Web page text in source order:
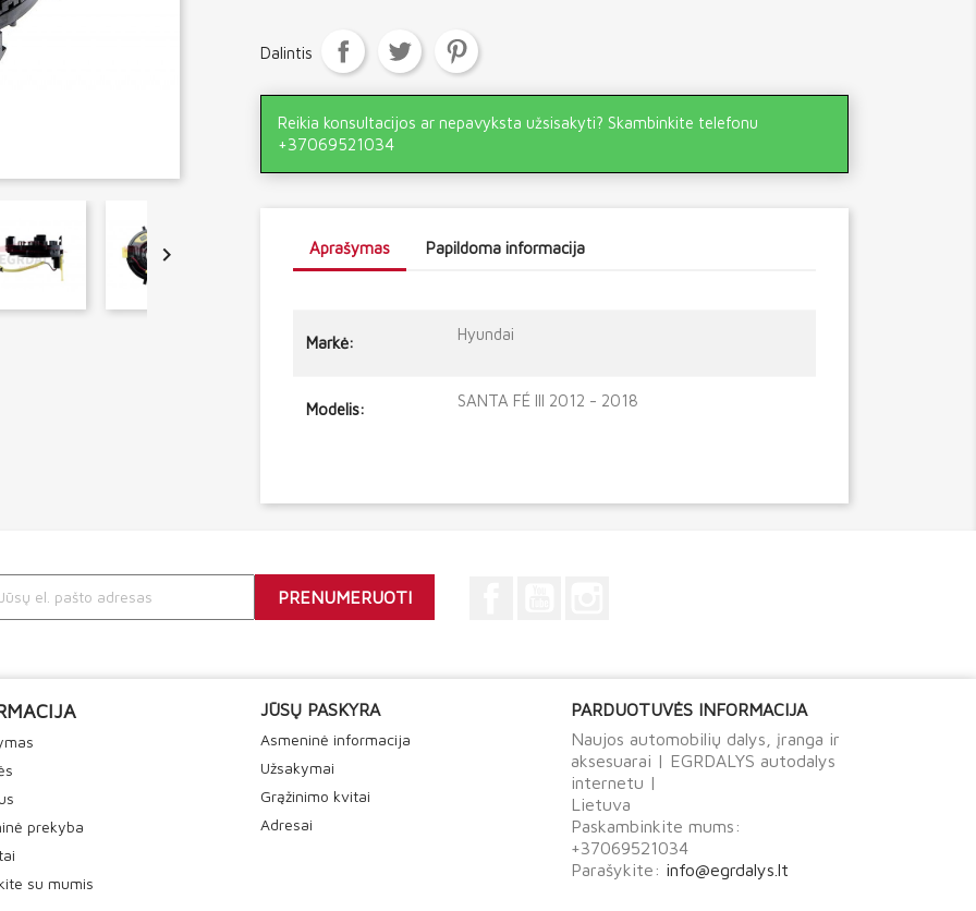

Dalintis
Reikia konsultacijos ar nepavyksta užsisakyti? Skambinkite telefonu
+37069521034
Aprašymas Papildoma informacija
Markė: Hyundai
Modelis: SANTA FÉ III 2012 - 2018
prekyba
su mumis
JŪSŲ PASKYRA
Asmeninė informacija
Užsakymai
Grąžinimo kvitai
Adresai
PARDUOTUVĖS INFORMACIJA
Naujos automobilių dalys, įranga ir
aksesuarai | EGRDALYS autodalys
internetu |
Lietuva
Paskambinkite mums:
+37069521034
Parašykite: info@egrdalys.lt